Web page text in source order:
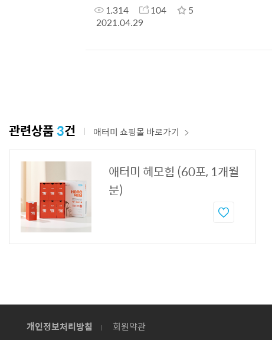
1,314 104
5
2021.04.29
관련상품3건 애터미 쇼핑몰 바로가기
애터미 헤모힘 (60포, 1개월
분)
개인정보처리방침 회원약관